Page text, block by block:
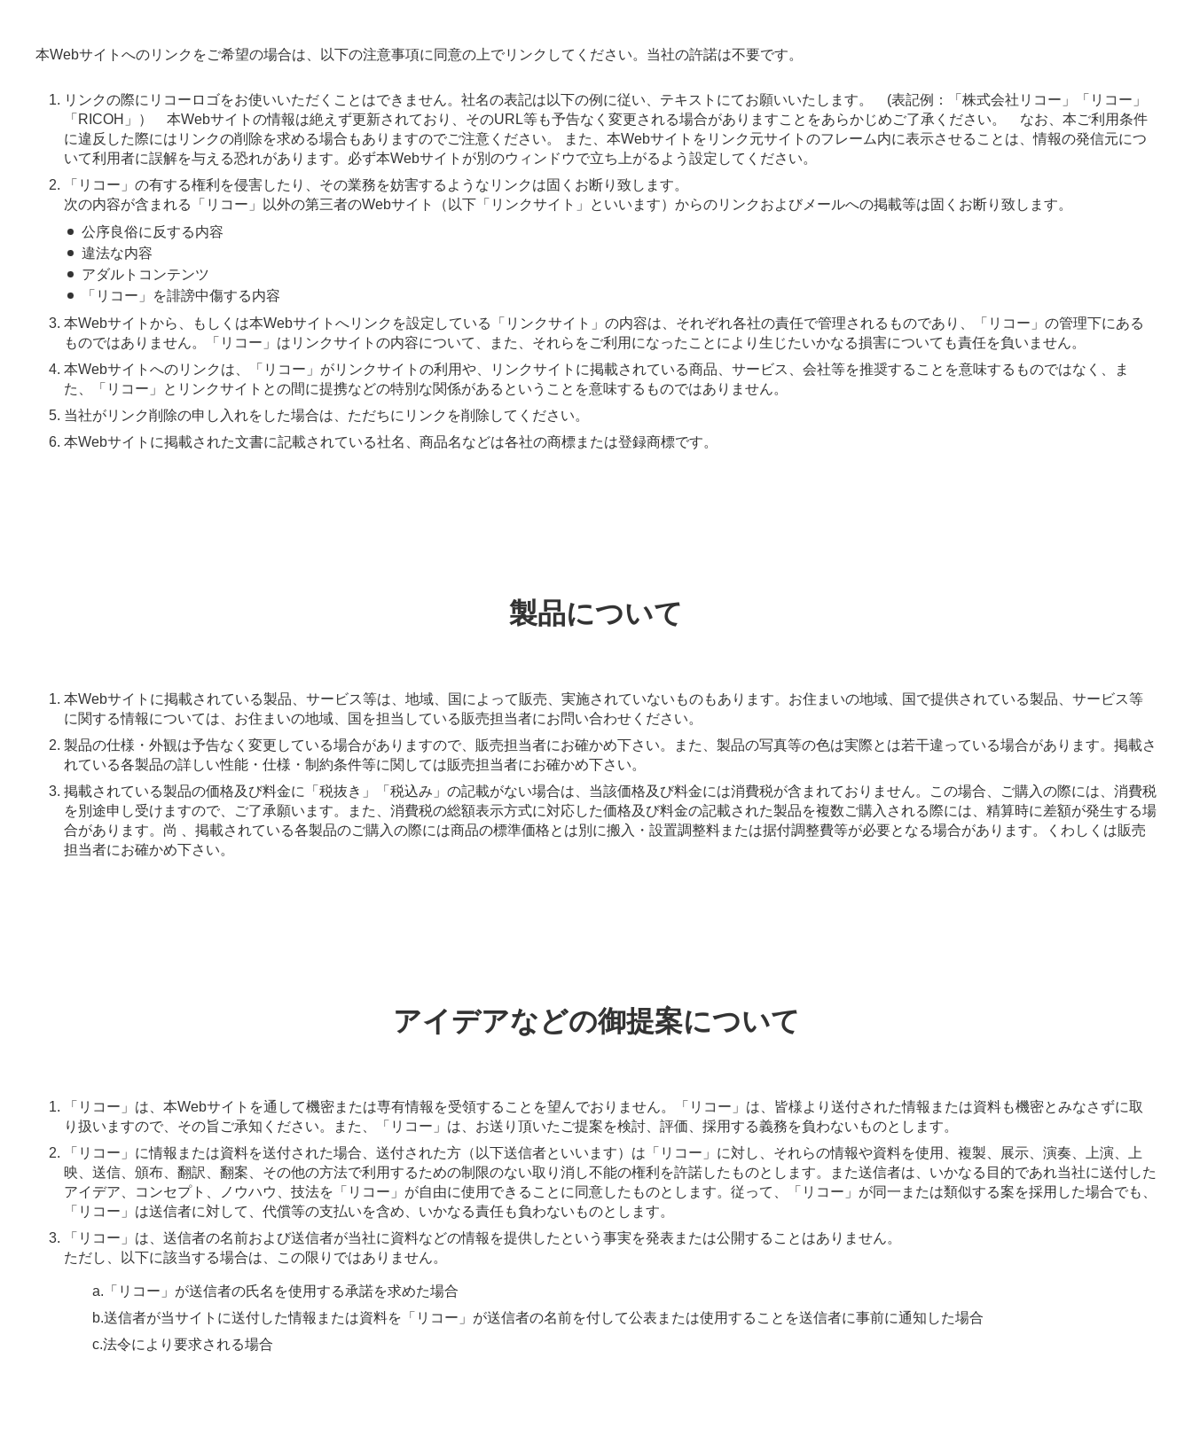
本Webサイトへのリンクをご希望の場合は、以下の注意事項に同意の上でリンクしてください。当社の許諾は不要です。
リンクの際にリコーロゴをお使いいただくことはできません。社名の表記は以下の例に従い、テキストにてお願いいたします。 (表記例：「株式会社リコー」「リコー」
「RICOH」） 本Webサイトの情報は絶えず更新されており、そのURL等も予告なく変更される場合がありますことをあらかじめご了承ください。 なお、本ご利用条件
に違反した際にはリンクの削除を求める場合もありますのでご注意ください。 また、本Webサイトをリンク元サイトのフレーム内に表示させることは、情報の発信元につ
いて利用者に誤解を与える恐れがあります。必ず本Webサイトが別のウィンドウで立ち上がるよう設定してください。
「リコー」の有する権利を侵害したり、その業務を妨害するようなリンクは固くお断り致します。
次の内容が含まれる「リコー」以外の第三者のWebサイト（以下「リンクサイト」といいます）からのリンクおよびメールへの掲載等は固くお断り致します。
公序良俗に反する内容
違法な内容
アダルトコンテンツ
「リコー」を誹謗中傷する内容
本Webサイトから、もしくは本Webサイトへリンクを設定している「リンクサイト」の内容は、それぞれ各社の責任で管理されるものであり、「リコー」の管理下にある
ものではありません。「リコー」はリンクサイトの内容について、また、それらをご利用になったことにより生じたいかなる損害についても責任を負いません。
本Webサイトへのリンクは、「リコー」がリンクサイトの利用や、リンクサイトに掲載されている商品、サービス、会社等を推奨することを意味するものではなく、ま
た、「リコー」とリンクサイトとの間に提携などの特別な関係があるということを意味するものではありません。
当社がリンク削除の申し入れをした場合は、ただちにリンクを削除してください。
本Webサイトに掲載された文書に記載されている社名、商品名などは各社の商標または登録商標です。
製品について
本Webサイトに掲載されている製品、サービス等は、地域、国によって販売、実施されていないものもあります。お住まいの地域、国で提供されている製品、サービス等
に関する情報については、お住まいの地域、国を担当している販売担当者にお問い合わせください。
製品の仕様・外観は予告なく変更している場合がありますので、販売担当者にお確かめ下さい。また、製品の写真等の色は実際とは若干違っている場合があります。掲載さ
れている各製品の詳しい性能・仕様・制約条件等に関しては販売担当者にお確かめ下さい。
掲載されている製品の価格及び料金に「税抜き」「税込み」の記載がない場合は、当該価格及び料金には消費税が含まれておりません。この場合、ご購入の際には、消費税
を別途申し受けますので、ご了承願います。また、消費税の総額表示方式に対応した価格及び料金の記載された製品を複数ご購入される際には、精算時に差額が発生する場
合があります。尚 、掲載されている各製品のご購入の際には商品の標準価格とは別に搬入・設置調整料または据付調整費等が必要となる場合があります。くわしくは販売
担当者にお確かめ下さい。
アイデアなどの御提案について
「リコー」は、本Webサイトを通して機密または専有情報を受領することを望んでおりません。「リコー」は、皆様より送付された情報または資料も機密とみなさずに取
り扱いますので、その旨ご承知ください。また、「リコー」は、お送り頂いたご提案を検討、評価、採用する義務を負わないものとします。
「リコー」に情報または資料を送付された場合、送付された方（以下送信者といいます）は「リコー」に対し、それらの情報や資料を使用、複製、展示、演奏、上演、上
映、送信、頒布、翻訳、翻案、その他の方法で利用するための制限のない取り消し不能の権利を許諾したものとします。また送信者は、いかなる目的であれ当社に送付した
アイデア、コンセプト、ノウハウ、技法を「リコー」が自由に使用できることに同意したものとします。従って、「リコー」が同一または類似する案を採用した場合でも、
「リコー」は送信者に対して、代償等の支払いを含め、いかなる責任も負わないものとします。
「リコー」は、送信者の名前および送信者が当社に資料などの情報を提供したという事実を発表または公開することはありません。
ただし、以下に該当する場合は、この限りではありません。
a.「リコー」が送信者の氏名を使用する承諾を求めた場合
b.送信者が当サイトに送付した情報または資料を「リコー」が送信者の名前を付して公表または使用することを送信者に事前に通知した場合
c.法令により要求される場合